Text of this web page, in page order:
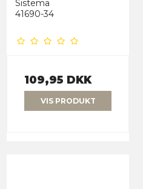
Sistema
41690-34
109,95 DKK
VIS PRODUKT